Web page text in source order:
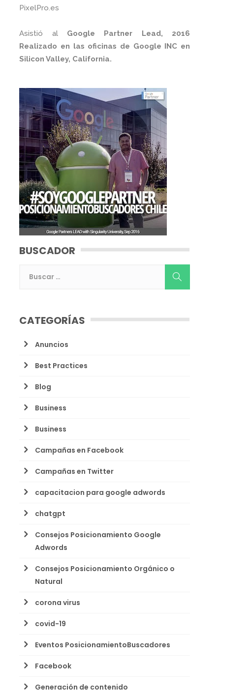
PixelPro.es
Asistió al Google Partner Lead, 2016
Realizado en las oficinas de Google INC en
Silicon Valley, California.
BUSCADOR
CATEGORÍAS
Anuncios
Best Practices
Blog
Business
Business
Campañas en Facebook
Campañas en Twitter
capacitacion para google adwords
chatgpt
Consejos Posicionamiento Google
Adwords
Consejos Posicionamiento Orgánico o
Natural
corona virus
covid-19
Eventos PosicionamientoBuscadores
Facebook
Generación de contenido